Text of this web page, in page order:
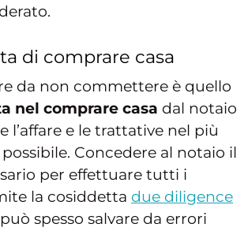
di comprare casa
da non commettere è quello
nel comprare casa dal notaio
l’affare e le trattative nel più
Concedere al notaio il
per effettuare tutti i
la cosiddetta due diligence
spesso salvare da errori